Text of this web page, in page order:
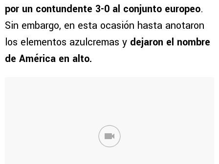
por un contundente 3-0 al conjunto europeo.
Sin embargo, en esta ocasión hasta anotaron
los elementos azulcremas y dejaron el nombre
de América en alto.